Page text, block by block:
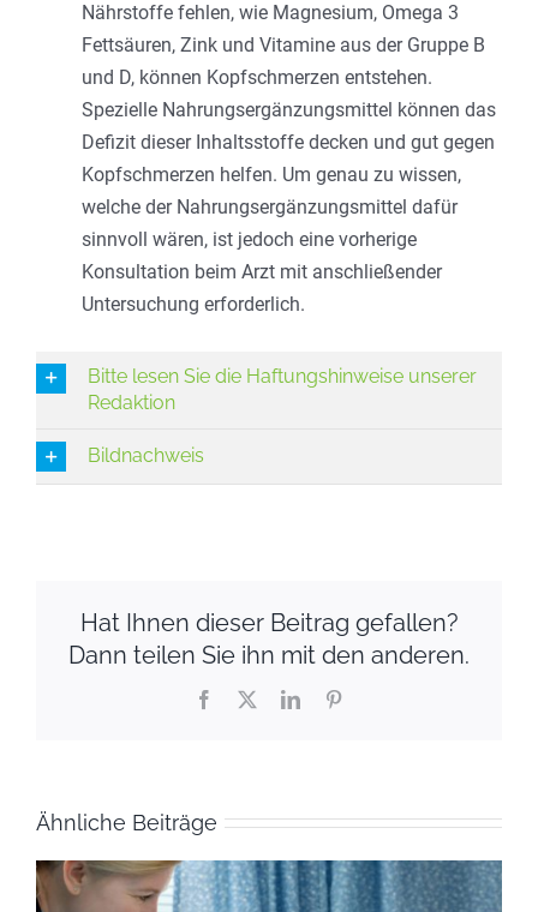
Nährstoffe fehlen, wie Magnesium, Omega 3
Fettsäuren, Zink und Vitamine aus der Gruppe B
und D, können Kopfschmerzen entstehen.
Spezielle Nahrungsergänzungsmittel können das
Defizit dieser Inhaltsstoffe decken und gut gegen
Kopfschmerzen helfen. Um genau zu wissen,
welche der Nahrungsergänzungsmittel dafür
sinnvoll wären, ist jedoch eine vorherige
Konsultation beim Arzt mit anschließender
Untersuchung erforderlich.
Bitte lesen Sie die Haftungshinweise unserer
Redaktion
Bildnachweis
Hat Ihnen dieser Beitrag gefallen?
Dann teilen Sie ihn mit den anderen.
Facebook LinkedIn
Ähnliche Beiträge